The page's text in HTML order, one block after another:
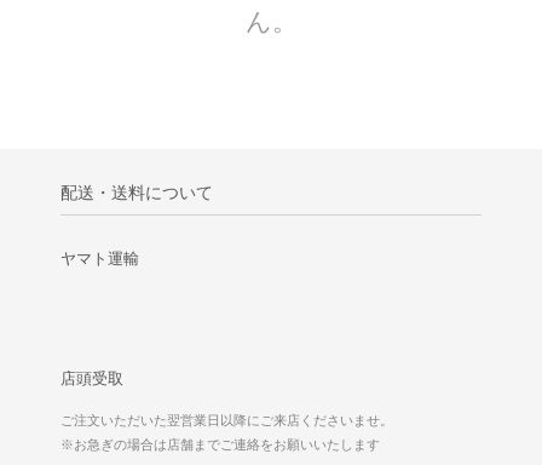
ん。
配送・送料について
ヤマト運輸
店頭受取
ご注文いただいた翌営業日以降にご来店くださいませ。
※お急ぎの場合は店舗までご連絡をお願いいたします